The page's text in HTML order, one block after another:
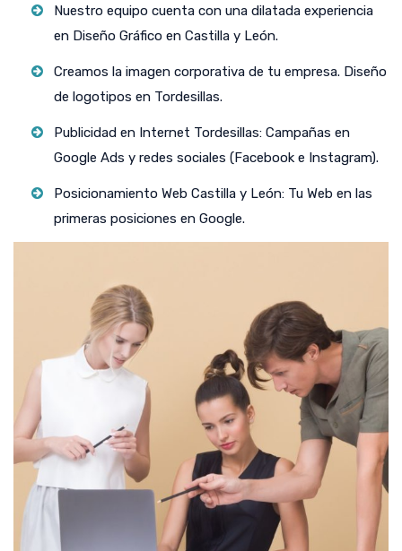
Nuestro equipo cuenta con una dilatada experiencia
en Diseño Gráfico en Castilla y León.
Creamos la imagen corporativa de tu empresa. Diseño
de logotipos en Tordesillas.
Publicidad en Internet Tordesillas: Campañas en
Google Ads y redes sociales (Facebook e Instagram).
Posicionamiento Web Castilla y León: Tu Web en las
primeras posiciones en Google.